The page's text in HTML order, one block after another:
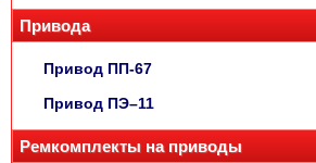
Привода
Привод ПП-67
Привод ПЭ–11
Ремкомплекты на приводы